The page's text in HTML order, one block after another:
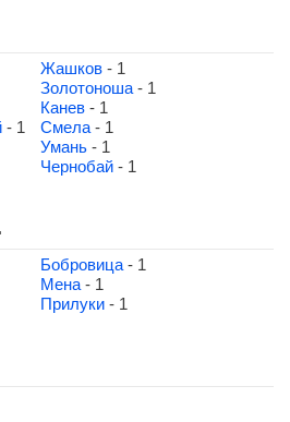
Жашков - 1
Золотоноша - 1
Канев - 1
- 1 Смела - 1
Умань - 1
Чернобай - 1
Бобровица - 1
Мена - 1
Прилуки - 1